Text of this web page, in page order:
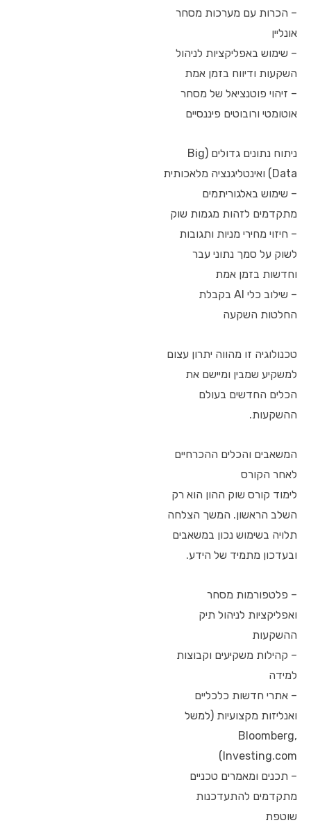
– הכרות עם מערכות מסחר
אונליין
– שימוש באפליקציות לניהול
השקעות ודיווח בזמן אמת
– זיהוי פוטנציאל של מסחר
אוטומטי ורובוטים פיננסיים
ניתוח נתונים גדולים (Big
Data) ואינטליגנציה מלאכותית
– שימוש באלגוריתמים
מתקדמים לזהות מגמות שוק
– חיזוי מחירי מניות ותגובות
לשוק על סמך נתוני עבר
וחדשות בזמן אמת
– שילוב כלי AI בקבלת
החלטות השקעה
טכנולוגיה זו מהווה יתרון עצום
למשקיע שמבין ומיישם את
הכלים החדשים בעולם
ההשקעות.
המשאבים והכלים ההכרחיים
לאחר הקורס
לימוד קורס שוק ההון הוא רק
השלב הראשון. המשך הצלחה
תלויה בשימוש נכון במשאבים
ובעדכון מתמיד של הידע.
– פלטפורמות מסחר
ואפליקציות לניהול תיק
ההשקעות
– קהילות משקיעים וקבוצות
למידה
– אתרי חדשות כלכליים
ואנליזות מקצועיות (למשל
Bloomberg,
Investing.com)
– תכנים ומאמרים טכניים
מתקדמים להתעדכנות
שוטפת